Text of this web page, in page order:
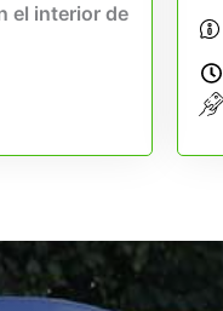
el interior de